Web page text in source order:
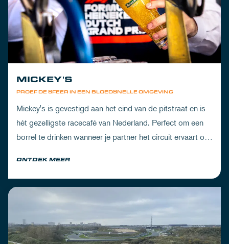
PROEF DE SFEER IN EEN BLOEDSNELLE OMGEVING
MICKEY'S
Mickey's is gevestigd aan het eind van de pitstraat en is
hét gezelligste racecafé van Nederland. Perfect om een
borrel te drinken wanneer je partner het circuit ervaart of
ONTDEK MEER